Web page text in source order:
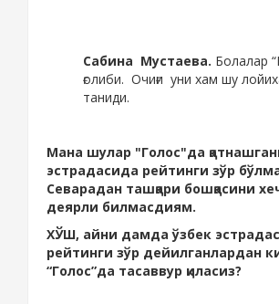
Сабина Мустаева. Болалар
ғолиби. Очиғи уни хам шу
таниди.
Мана шулар "Голос"да
эстрадасида рейтинги зўр
Севарадан ташқари бошқасини
деярли билмасдиям.
ХЎШ, айни дамда ўзбек
рейтинги зўр дейилганлардан
“Голос”да тасаввур қиласиз?